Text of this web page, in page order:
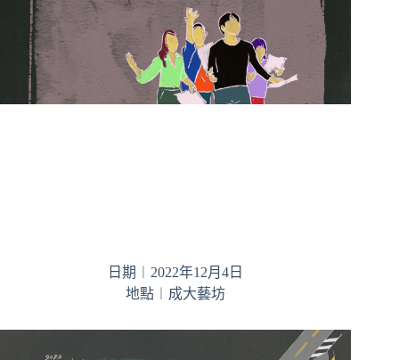
日期︱2022年12月4日
地點︱成大藝坊